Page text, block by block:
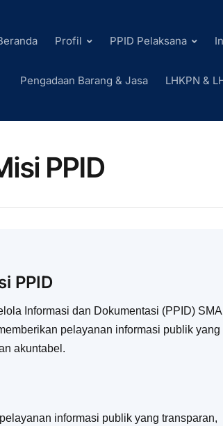
Profil PPID Pelaksana
Pengadaan Barang & Jasa LHKPN &
PPID
PPID
Informasi dan Dokumentasi (PPID)
pelayanan informasi publik yang
akuntabel.
informasi publik yang transparan,